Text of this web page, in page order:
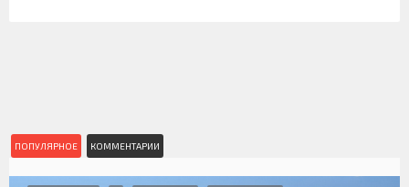
ПОПУЛЯРНОЕ КОММЕНТАРИИ